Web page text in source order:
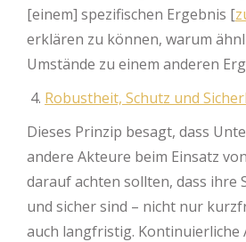
[einem] spezifischen Ergebnis [
erklären zu können, warum
Umstände zu einem anderen
Robustheit, Schutz und
Dieses Prinzip besagt, dass
andere Akteure beim Einsatz
darauf achten sollten, dass ihre
und sicher sind – nicht nur
auch langfristig. Kontinuierliche